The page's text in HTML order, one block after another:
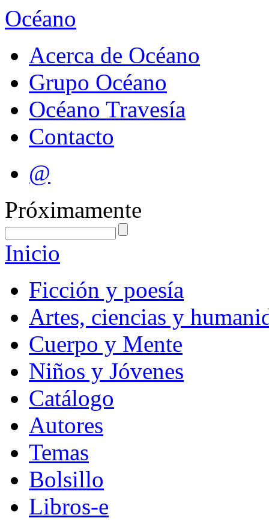
Océano
Acerca de Océano
Grupo Océano
Océano Travesía
Contacto
@
Próximamente
Inicio
Ficción y poesía
Artes, ciencias y
Cuerpo y Mente
Niños y Jóvenes
Catálogo
Autores
Temas
Bolsillo
Libros-e